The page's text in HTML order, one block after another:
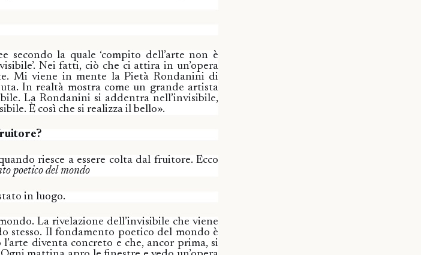
secondo la quale ‘compito dell’arte non è
Nei fatti, ciò che ci attira in un’opera
Mi viene in mente la Pietà Rondanini di
In realtà mostra come un grande artista
La Rondanini si addentra nell’invisibile,
È così che si realizza il bello».
riesce a essere colta dal fruitore. Ecco
poetico del mondo
in luogo.
La rivelazione dell’invisibile che viene
stesso. Il fondamento poetico del mondo è
diventa concreto e che, ancor prima, si